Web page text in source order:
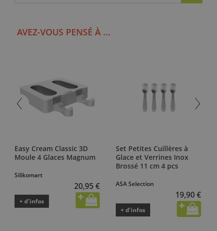
AVEZ-VOUS PENSÉ À ...
Easy Cream Classic 3D
Moule 4 Glaces Magnum
Silikomart
20,95 €
+ d’infos
Set Petites Cuillères à
Glace et Verrines Inox
Brossé 11 cm 4 pcs
ASA Selection
19,90 €
+ d’infos